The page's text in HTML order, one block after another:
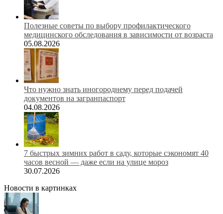
Полезные советы по выбору профилактического
медицинского обследования в зависимости от возраста
05.08.2026
Что нужно знать иногороднему перед подачей
документов на загранпаспорт
04.08.2026
7 быстрых зимних работ в саду, которые сэкономят 40
часов весной — даже если на улице мороз
30.07.2026
Новости в картинках